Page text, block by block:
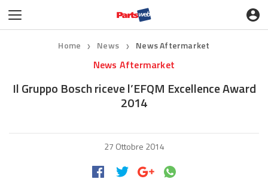
Home ❯ News ❯ News Aftermarket
News Aftermarket
Il Gruppo Bosch riceve l’EFQM Excellence Award
2014
27 Ottobre 2014